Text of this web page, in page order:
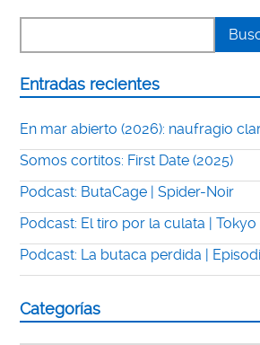
Entradas recientes
En mar abierto (2026): naufragio
Somos cortitos: First Date (2025)
Podcast: ButaCage | Spider-Noir
Podcast: El tiro por la culata |
Podcast: La butaca perdida |
Categorías